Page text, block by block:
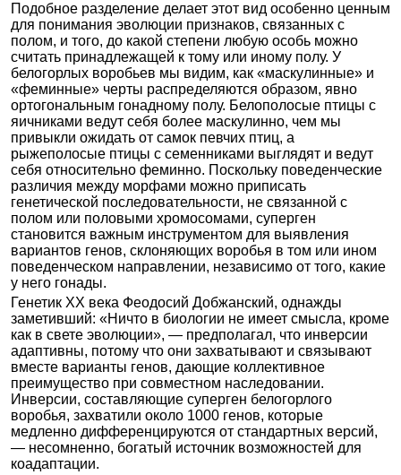
Подобное разделение делает этот вид особенно ценным
для понимания эволюции признаков, связанных с
полом, и того, до какой степени любую особь можно
считать принадлежащей к тому или иному полу. У
белогорлых воробьев мы видим, как «маскулинные» и
«феминные» черты распределяются образом, явно
ортогональным гонадному полу. Белополосые птицы с
яичниками ведут себя более маскулинно, чем мы
привыкли ожидать от самок певчих птиц, а
рыжеполосые птицы с семенниками выглядят и ведут
себя относительно феминно. Поскольку поведенческие
различия между морфами можно приписать
генетической последовательности, не связанной с
полом или половыми хромосомами, суперген
становится важным инструментом для выявления
вариантов генов, склоняющих воробья в том или ином
поведенческом направлении, независимо от того, какие
у него гонады.
Генетик XX века Феодосий Добжанский, однажды
заметивший: «Ничто в биологии не имеет смысла, кроме
как в свете эволюции», — предполагал, что инверсии
адаптивны, потому что они захватывают и связывают
вместе варианты генов, дающие коллективное
преимущество при совместном наследовании.
Инверсии, составляющие суперген белогорлого
воробья, захватили около 1000 генов, которые
медленно дифференцируются от стандартных версий,
— несомненно, богатый источник возможностей для
коадаптации.